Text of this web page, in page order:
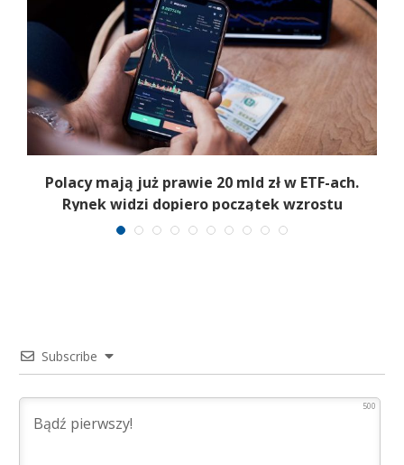
Polacy mają już prawie 20 mld zł w ETF-ach.
Rynek widzi dopiero początek wzrostu
Subscribe
500